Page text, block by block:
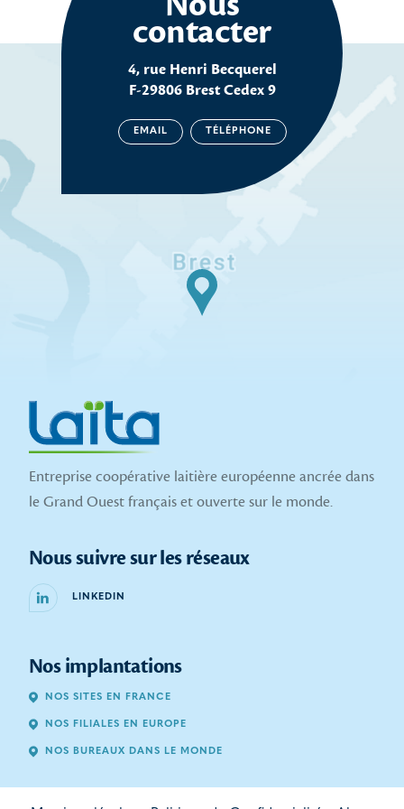
contacter
4, rue Henri Becquerel
F-29806 Brest Cedex 9
EMAIL TÉLÉPHONE
Entreprise coopérative laitière européenne ancrée dans
le Grand Ouest français et ouverte sur le monde.
Nous suivre sur les réseaux
LINKEDIN
Nos implantations
NOS SITES EN FRANCE
NOS FILIALES EN EUROPE
NOS BUREAUX DANS LE MONDE